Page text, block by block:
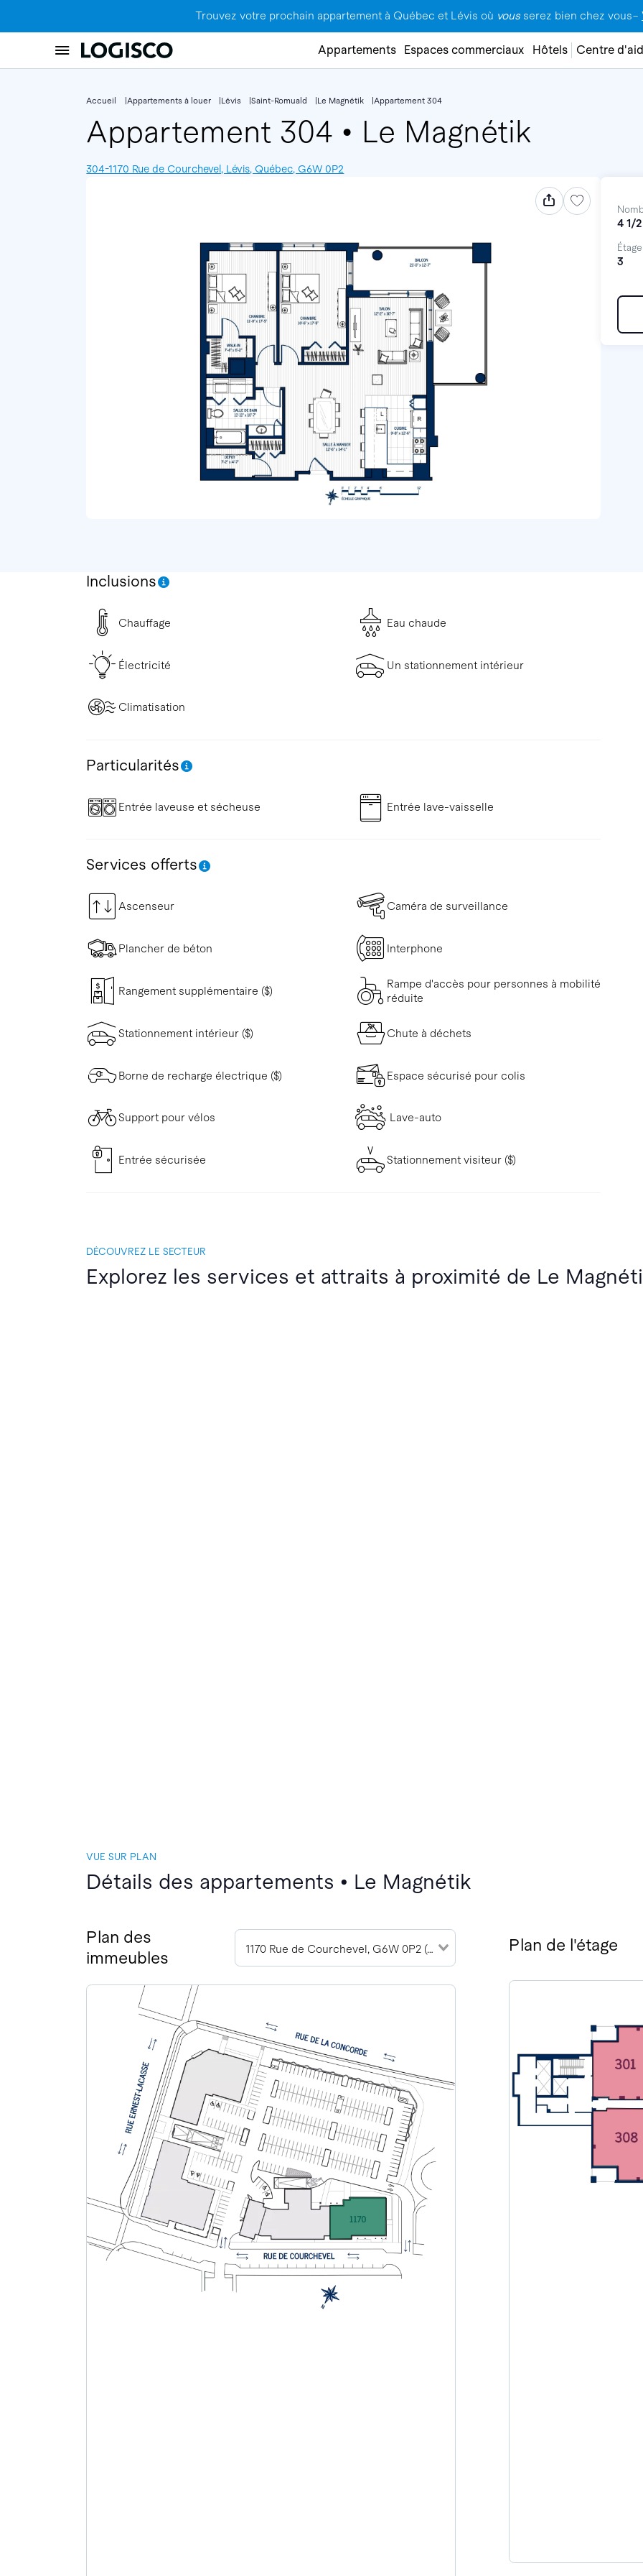
Trouvez votre prochain appartement à Québec et Lévis où vous serez bien chez vous–
Appartements Espaces commerciaux Hôtels Centre
Accueil Appartements à louer Lévis Saint-Romuald Le Magnétik Appartement 304
Appartement 304 • Le Magnétik
304-1170 Rue de Courchevel, Lévis, Québec, G6W 0P2
Inclusions
Chauffage Eau chaude
Électricité Un stationnement intérieur
Climatisation
Particularités
Entrée laveuse et sécheuse Entrée lave-vaisselle
Services offerts
Ascenseur Caméra de surveillance
Plancher de béton Interphone
Rangement supplémentaire ($)
Rampe d'accès pour personnes à mobilité
réduite
Stationnement intérieur ($) Chute à déchets
Borne de recharge électrique ($) Espace sécurisé pour colis
Support pour vélos Lave-auto
Entrée sécurisée Stationnement visiteur ($)
4 1/2
Étage
3
DÉCOUVREZ LE SECTEUR
Explorez les services et attraits à proximité de Le
VUE SUR PLAN
Détails des appartements • Le Magnétik
Plan des
immeubles
1170 Rue de Courchevel, G6W 0P2 (14) Plan de l'étage